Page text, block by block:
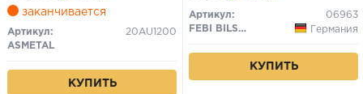
заканчивается
Артикул:
20AU1200
ASMETAL
КУПИТЬ
Артикул:
06963
FEBI BILSTEIN
Германия
КУПИТЬ